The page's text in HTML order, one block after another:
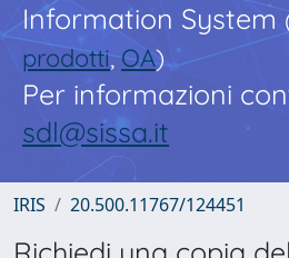
Information System
prodotti,OA)
Per informazioni
sdl@sissa.it
IRIS 20.500.11767/124451